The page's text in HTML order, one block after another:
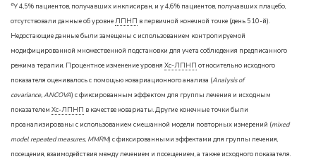
aУ 4,5% пациентов, получавших инклисиран, и у 4,6% пациентов, получавших плацебо,
отсутствовали данные об уровнеЛПНП в первичной конечной точке (день 510-й).
Недостающие данные были замещены с использованием контролируемой
модифицированной множественной подстановки для учета соблюдения предписанного
режима терапии. Процентное изменение уровня Хс-ЛПНП относительно исходного
показателя оценивалось с помощью ковариационного анализа (Analysis of
covariance, ANCOVA) с фиксированным эффектом для группы лечения и исходным
показателем Хс-ЛПНП в качестве ковариаты. Другие конечные точки были
проанализированы с использованием смешанной модели повторных измерений (mixed
model repeated measures, MMRM) с фиксированными эффектами для группы лечения,
посещения, взаимодействия между лечением и посещением, а также исходного показателя.